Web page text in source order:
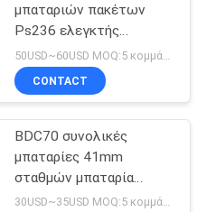
βαθμού
11
μπαταριών πακέτων
Ps236 ελεγκτής
στοιχείων μπαταριών
φορητός
CONTACT
BDC70 συνολικές
μπαταρίες 41mm
σταθμών μπαταρία
Topcon Bdc70
30USD~35USD MOQ:5 κομμάτια